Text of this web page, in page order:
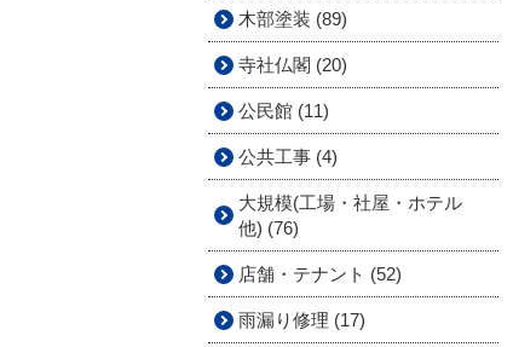
木部塗装 (89)
寺社仏閣 (20)
公民館 (11)
公共工事 (4)
大規模(工場・社屋・ホテル
他) (76)
店舗・テナント (52)
雨漏り修理 (17)